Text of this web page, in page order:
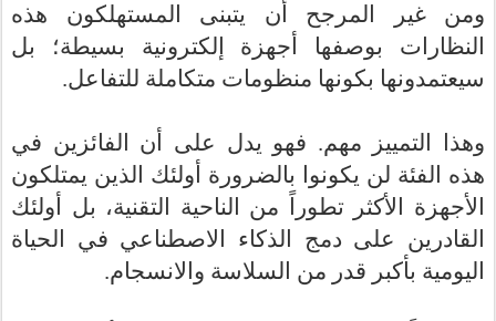
ومن غير المرجح أن يتبنى المستهلكون هذه
النظارات بوصفها أجهزة إلكترونية بسيطة؛ بل
سيعتمدونها بكونها منظومات متكاملة للتفاعل.
وهذا التمييز مهم. فهو يدل على أن الفائزين في
هذه الفئة لن يكونوا بالضرورة أولئك الذين يمتلكون
الأجهزة الأكثر تطوراً من الناحية التقنية، بل أولئك
القادرين على دمج الذكاء الاصطناعي في الحياة
اليومية بأكبر قدر من السلاسة والانسجام.